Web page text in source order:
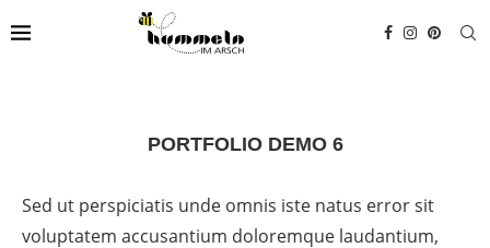
PORTFOLIO DEMO 6
Sed ut perspiciatis unde omnis iste natus error sit
voluptatem accusantium doloremque laudantium,